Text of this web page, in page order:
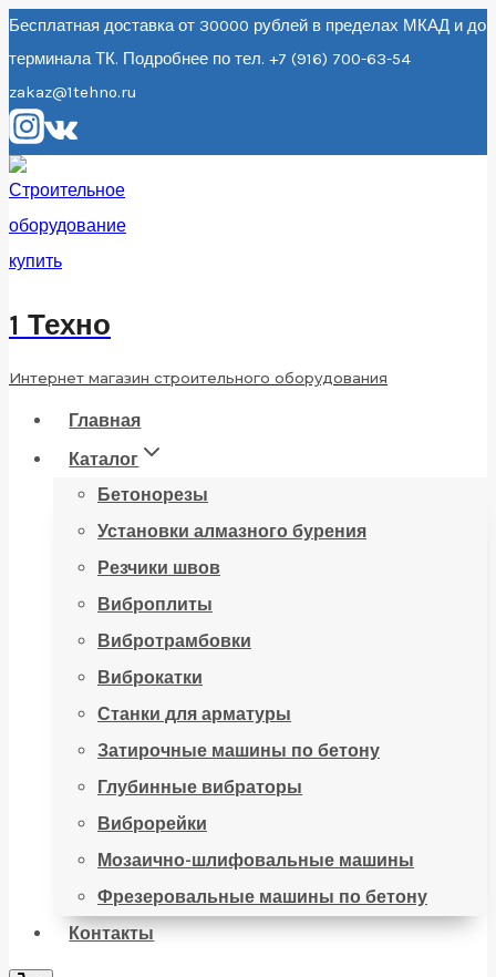
Перейти
к
содержанию
Бесплатная доставка от 30000 рублей в пределах МКАД и до
терминала ТК. Подробнее по тел. +7 (916) 700-63-54
zakaz@1tehno.ru
1 Техно
Интернет магазин строительного оборудования
Главная
Каталог
Бетонорезы
Установки алмазного бурения
Резчики швов
Виброплиты
Вибротрамбовки
Виброкатки
Станки для арматуры
Затирочные машины по бетону
Глубинные вибраторы
Виброрейки
Мозаично-шлифовальные машины
Фрезеровальные машины по бетону
Контакты